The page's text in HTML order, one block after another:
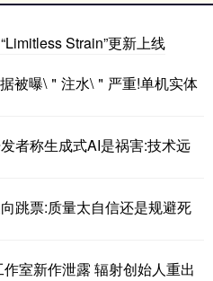
Strain”更新上线
被曝\＂注水\＂严重!单机实体
者称生成式AI是祸害:技术远
跳票:质量太自信还是规避死
室新作泄露 辐射创始人重出